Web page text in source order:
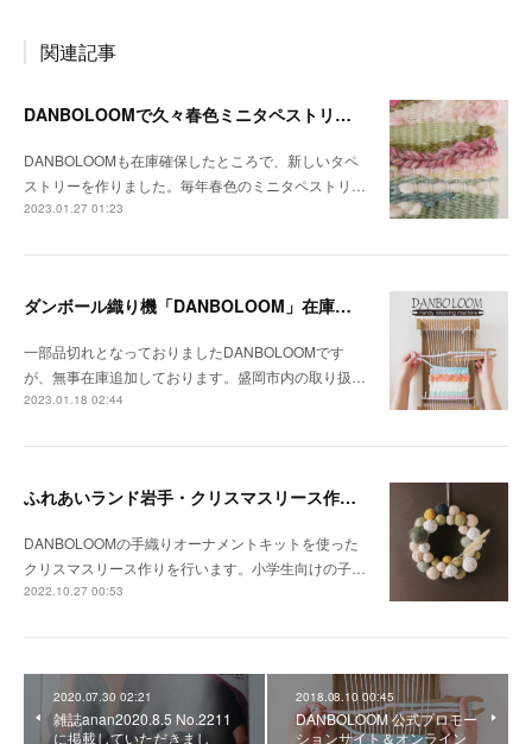
関連記事
DANBOLOOMで久々春色ミニタペストリーを作りました
DANBOLOOMも在庫確保したところで、新しいタペ
ストリーを作りました。毎年春色のミニタペストリ…
2023.01.27 01:23
ダンボール織り機「DANBOLOOM」在庫追加しました！
一部品切れとなっておりましたDANBOLOOMです
が、無事在庫追加しております。盛岡市内の取り扱…
2023.01.18 02:44
ふれあいランド岩手・クリスマスリース作り参加者募集中です
DANBOLOOMの手織りオーナメントキットを使った
クリスマスリース作りを行います。小学生向けの子…
2022.10.27 00:53
2020.07.30 02:21
雑誌anan2020.8.5 No.2211
に掲載していただきまし
2018.08.10 00:45
DANBOLOOM 公式プロモー
ションサイト＆オンライン